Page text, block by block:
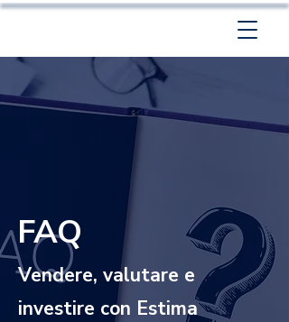
FAQ
Vendere, valutare e
investire con Estima